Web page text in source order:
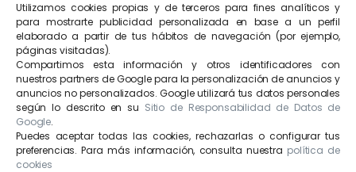
Utilizamos cookies propias y de terceros para fines analíticos y
para mostrarte publicidad personalizada en base a un perfil
elaborado a partir de tus hábitos de navegación (por ejemplo,
páginas visitadas).
Compartimos esta información y otros identificadores con
nuestros partners de Google para la personalización de anuncios y
anuncios no personalizados. Google utilizará tus datos personales
según lo descrito en su Sitio de Responsabilidad de Datos de
Google.
Puedes aceptar todas las cookies, rechazarlas o configurar tus
preferencias. Para más información, consulta nuestra política de
cookies
Abogado Separaciones Barcelona
Abogados Derecho Bancario
Abogado Derecho Inmobiliario
Abogados Derecho Penal
Abogados Derecho Mercantil